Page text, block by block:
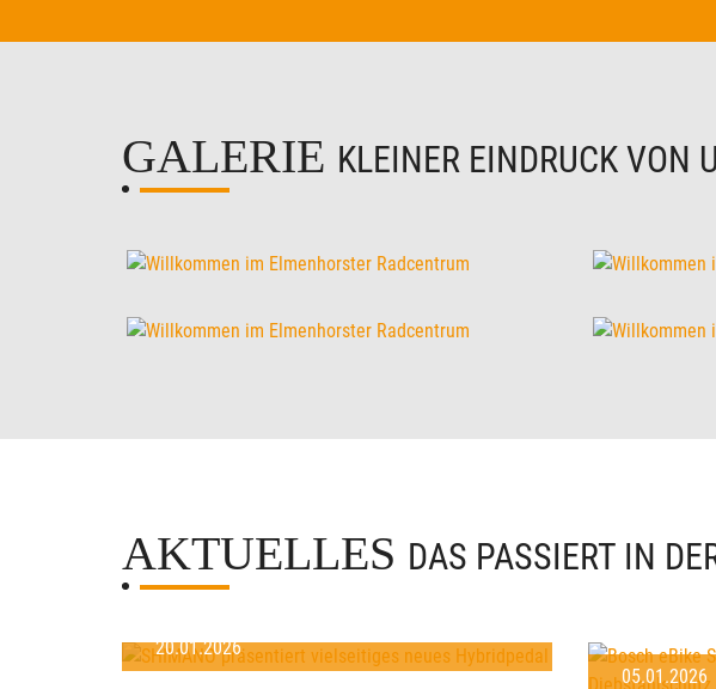
GALERIE KLEINER EINDRUCK VON
AKTUELLES DAS PASSIERT IN
20.01.2026
05.01.2026